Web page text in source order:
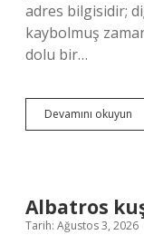
adres bilgisidir;
kaybolmuş
dolu bir…
Devamını okuyun
Albatros
Tarih: Ağustos 3, 2026